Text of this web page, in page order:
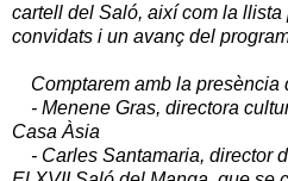
cartell del Saló, així com la
convidats i un avanç del
Comptarem amb la presència
- Menene Gras, directora
Casa Àsia
- Carles Santamaria, director